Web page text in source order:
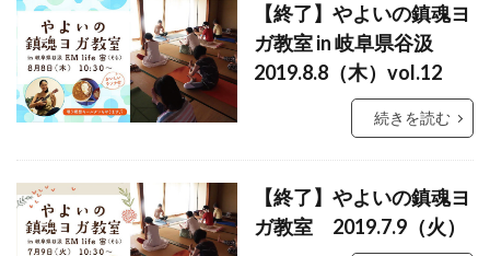
【終了】やよいの鎮魂ヨ
ガ教室 in 岐阜県谷汲
2019.8.8（木）vol.12
続きを読む
【終了】やよいの鎮魂ヨ
ガ教室 2019.7.9（火）